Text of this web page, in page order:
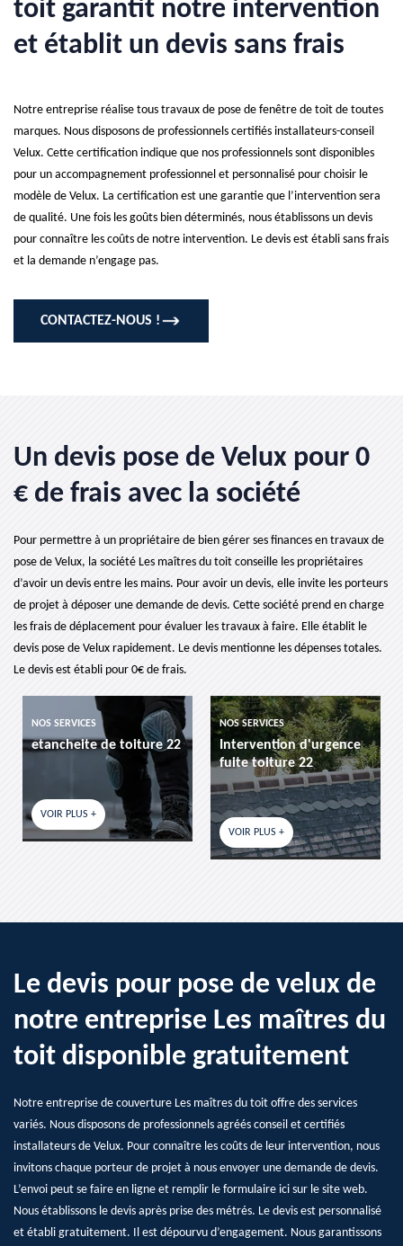
toit garantit notre intervention
et établit un devis sans frais
Notre entreprise réalise tous travaux de pose de fenêtre de toit de toutes
marques. Nous disposons de professionnels certifiés installateurs-conseil
Velux. Cette certification indique que nos professionnels sont disponibles
pour un accompagnement professionnel et personnalisé pour choisir le
modèle de Velux. La certification est une garantie que l’intervention sera
de qualité. Une fois les goûts bien déterminés, nous établissons un devis
pour connaître les coûts de notre intervention. Le devis est établi sans frais
et la demande n’engage pas.
CONTACTEZ-NOUS !
Un devis pose de Velux pour 0
€ de frais avec la société
Pour permettre à un propriétaire de bien gérer ses finances en travaux de
pose de Velux, la société Les maîtres du toit conseille les propriétaires
d’avoir un devis entre les mains. Pour avoir un devis, elle invite les porteurs
de projet à déposer une demande de devis. Cette société prend en charge
les frais de déplacement pour évaluer les travaux à faire. Elle établit le
devis pose de Velux rapidement. Le devis mentionne les dépenses totales.
Le devis est établi pour 0€ de frais.
NOS SERVICES
etancheite de toiture 22
VOIR PLUS +
NOS SERVICES
Intervention d'urgence
fuite toiture 22
VOIR PLUS +
Le devis pour pose de velux de
notre entreprise Les maîtres du
toit disponible gratuitement
Notre entreprise de couverture Les maîtres du toit offre des services
variés. Nous disposons de professionnels agréés conseil et certifiés
installateurs de Velux. Pour connaître les coûts de leur intervention, nous
invitons chaque porteur de projet à nous envoyer une demande de devis.
L’envoi peut se faire en ligne et remplir le formulaire ici sur le site web.
Nous établissons le devis après prise des métrés. Le devis est personnalisé
et établi gratuitement. Il est dépourvu d’engagement. Nous garantissons